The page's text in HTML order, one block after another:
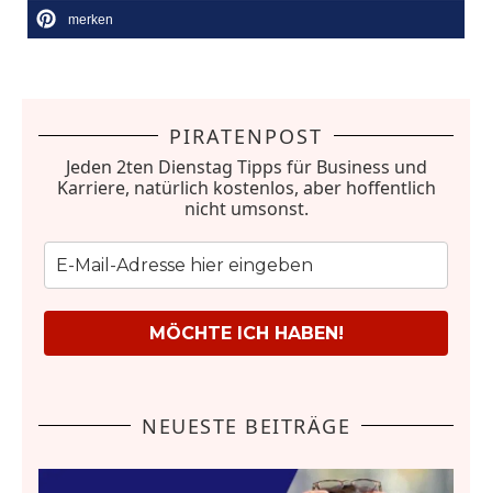
merken
PIRATENPOST
Jeden 2ten Dienstag Tipps für Business und
Karriere, natürlich kostenlos, aber hoffentlich
nicht umsonst.
MÖCHTE ICH HABEN!
NEUESTE BEITRÄGE